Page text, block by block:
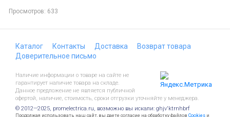
Просмотров: 633
Каталог Контакты Доставка
Возврат товара
Доверительное письмо
Наличие информации о товаре на сайте не
гарантирует наличие товара на складе.
Данное предложение не является публичной
офертой, наличие, стоимость, сроки отгрузки уточняйте у менеджера.
© 2012—2025, promelectrica.ru, возможно вы искали: ghjv'ktrnhbrf
Продолжая использовать наш сайт, вы даете согласие на обработку файлов Cookies и